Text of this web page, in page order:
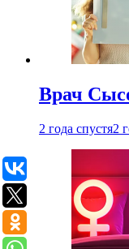
Врач
2 года спустя2